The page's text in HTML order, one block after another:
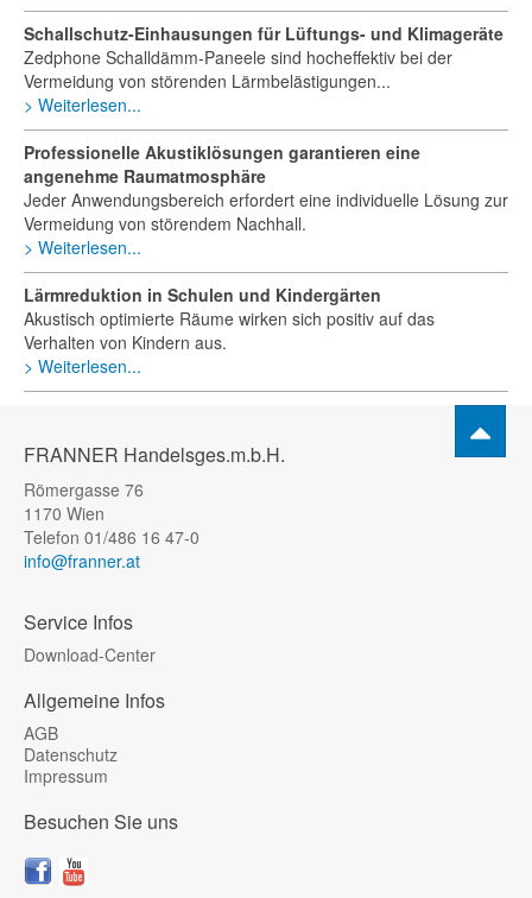
Schallschutz-Einhausungen für Lüftungs- und Klimageräte
Zedphone Schalldämm-Paneele sind hocheffektiv bei der
Vermeidung von störenden Lärmbelästigungen...
Weiterlesen...
Professionelle Akustiklösungen garantieren eine
angenehme Raumatmosphäre
Jeder Anwendungsbereich erfordert eine individuelle Lösung zur
Vermeidung von störendem Nachhall.
Weiterlesen...
Lärmreduktion in Schulen und Kindergärten
Akustisch optimierte Räume wirken sich positiv auf das
Verhalten von Kindern aus.
Weiterlesen...
FRANNER Handelsges.m.b.H.
Römergasse 76
1170 Wien
Telefon 01/486 16 47-0
info@franner.at
Service Infos
Download-Center
Allgemeine Infos
AGB
Datenschutz
Impressum
Besuchen Sie uns